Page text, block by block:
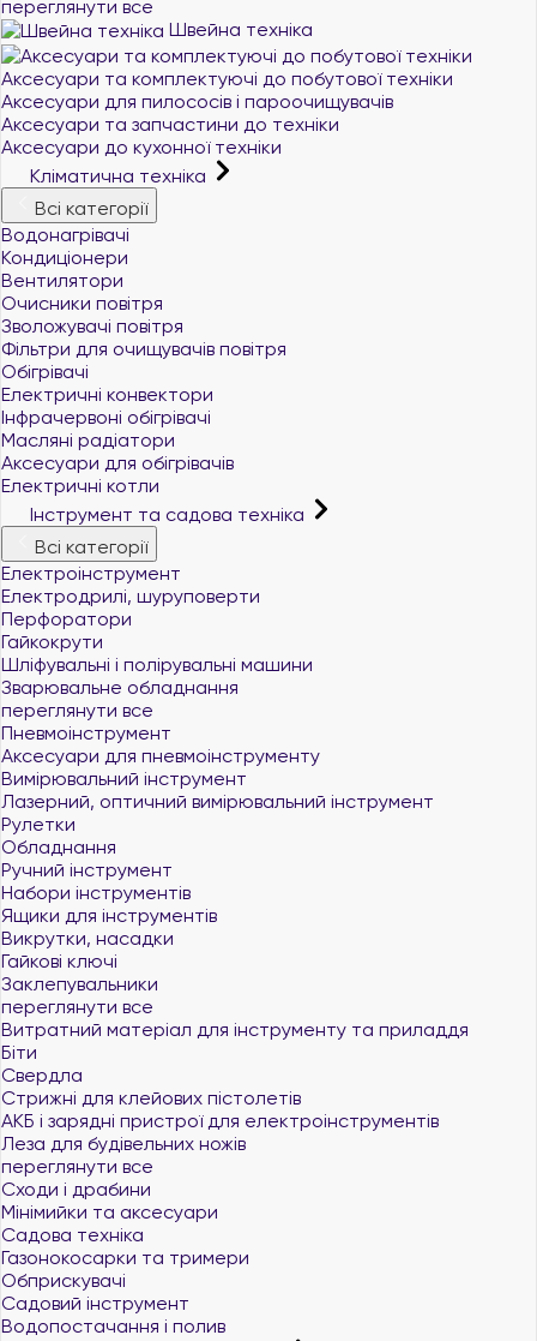
переглянути все
Швейна техніка
Аксесуари та комплектуючі до побутової техніки
Аксесуари для пилососів і пароочищувачів
Аксесуари та запчастини до техніки
Аксесуари до кухонної техніки
Кліматична техніка
Всі категорії
Водонагрівачі
Кондиціонери
Вентилятори
Очисники повітря
Зволожувачі повітря
Фільтри для очищувачів повітря
Обігрівачі
Електричні конвектори
Інфрачервоні обігрівачі
Масляні радіатори
Аксесуари для обігрівачів
Електричні котли
Інструмент та садова техніка
Всі категорії
Електроінструмент
Електродрилі, шуруповерти
Перфоратори
Гайкокрути
Шліфувальні і полірувальні машини
Зварювальне обладнання
переглянути все
Пневмоінструмент
Аксесуари для пневмоінструменту
Вимірювальний інструмент
Лазерний, оптичний вимірювальний інструмент
Рулетки
Обладнання
Ручний інструмент
Набори інструментів
Ящики для інструментів
Викрутки, насадки
Гайкові ключі
Заклепувальники
переглянути все
Витратний матеріал для інструменту та приладдя
Біти
Свердла
Стрижні для клейових пістолетів
АКБ і зарядні пристрої для електроінструментів
Леза для будівельних ножів
переглянути все
Сходи і драбини
Мінімийки та аксесуари
Садова техніка
Газонокосарки та тримери
Обприскувачі
Садовий інструмент
Водопостачання і полив